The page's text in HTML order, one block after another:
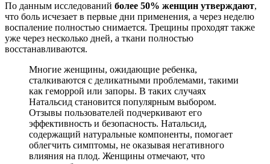
По данным исследований более 50% женщин утверждают,
что боль исчезает в первые дни применения, а через неделю
воспаление полностью снимается. Трещины проходят также
уже через несколько дней, а ткани полностью
восстанавливаются.
Многие женщины, ожидающие ребенка,
сталкиваются с деликатными проблемами, такими
как геморрой или запоры. В таких случаях
Натальсид становится популярным выбором.
Отзывы пользователей подчеркивают его
эффективность и безопасность. Натальсид,
содержащий натуральные компоненты, помогает
облегчить симптомы, не оказывая негативного
влияния на плод. Женщины отмечают, что